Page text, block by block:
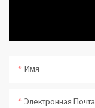
Имя
Электронная Почта